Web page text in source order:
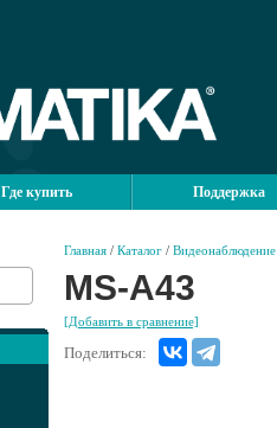
Где купить Поддержка
Главная / Каталог / Видеонаблюдение
MS-A43
[Добавить в сравнение]
Поделиться: